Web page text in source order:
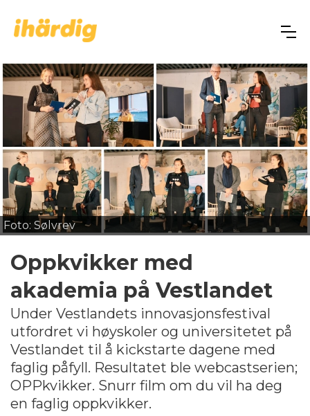
Foto: Sølvrev
Oppkvikker med
akademia på Vestlandet
Under Vestlandets innovasjonsfestival
utfordret vi høyskoler og universitetet på
Vestlandet til å kickstarte dagene med
faglig påfyll. Resultatet ble webcastserien;
OPPkvikker. Snurr film om du vil ha deg
en faglig oppkvikker.